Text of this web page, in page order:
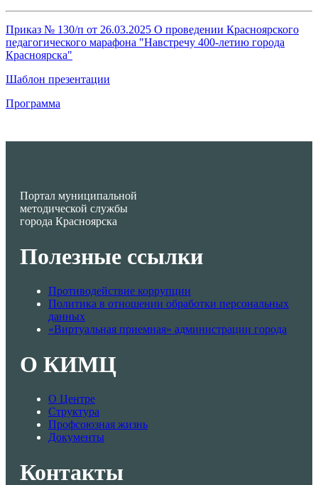
Приказ № 130/п от 26.03.2025 О проведении Красноярского
педагогического марафона "Навстречу 400-летию города
Красноярска"
Шаблон презентации
Программа
Портал муниципальной
методической службы
города Красноярска
Полезные ссылки
Противодействие коррупции
Политика в отношении обработки персональных
данных
«Виртуальная приемная» администрации города
О КИМЦ
О Центре
Структура
Профсоюзная жизнь
Документы
Контакты